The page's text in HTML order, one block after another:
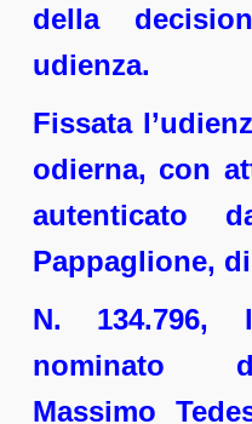
della
udienza.
Fissata
odierna, con
autenticato
Pappaglione,
N. 134.796,
nominato
Massimo